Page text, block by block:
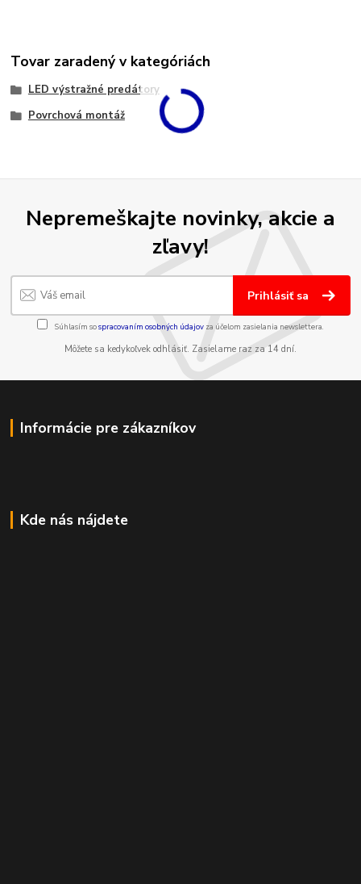
Tovar zaradený v kategóriách
LED výstražné predátory
Povrchová montáž
Nepremeškajte novinky, akcie a
zľavy!
Prihlásiť sa
Súhlasím sospracovaním osobných údajov za účelom zasielania newslettera.
Môžete sa kedykoľvek odhlásiť. Zasielame raz za 14 dní.
Informácie pre zákazníkov
Kde nás nájdete